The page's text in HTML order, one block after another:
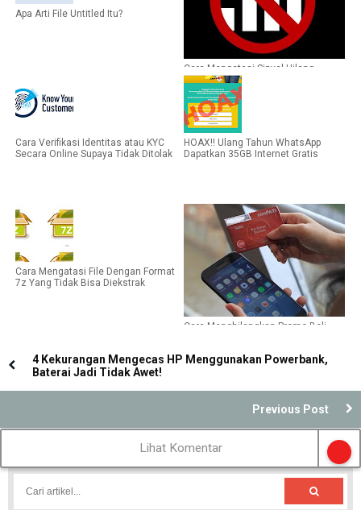
Apa Arti File Untitled Itu?
Cara Mengatasi Sinyal Hilang
Dengan Tanda Silang, Dijamin
Berhasil
Cara Verifikasi Identitas atau KYC
Secara Online Supaya Tidak Ditolak
HOAX!! Ulang Tahun WhatsApp
Dapatkan 35GB Internet Gratis
Cara Mengatasi File Dengan Format
7z Yang Tidak Bisa Diekstrak
Cara Menghilangkan Promo Beli
4 Kekurangan Mengecas HP Menggunakan Powerbank,
Baterai Jadi Tidak Awet!
Previous Post
Lihat Komentar